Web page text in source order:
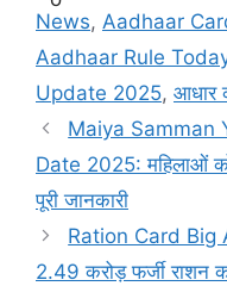
News, Aadhaar
Aadhaar Rule
Update 2025, आधार
Maiya Samman
Date 2025: महिलाओं
पूरी जानकारी
Ration Card Big
2.49 करोड़ फर्जी राशन